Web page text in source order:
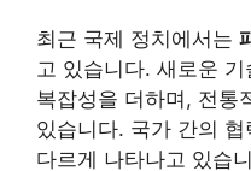
최근 국제 정치에서는
고 있습니다. 새로운
복잡성을 더하며, 전통
있습니다. 국가 간의
다르게 나타나고 있습